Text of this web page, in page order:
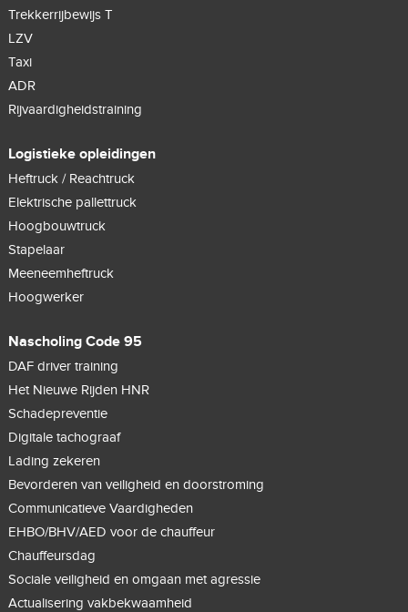
Trekkerrijbewijs T
LZV
Taxi
ADR
Rijvaardigheidstraining
Logistieke opleidingen
Heftruck / Reachtruck
Elektrische pallettruck
Hoogbouwtruck
Stapelaar
Meeneemheftruck
Hoogwerker
Nascholing Code 95
DAF driver training
Het Nieuwe Rijden HNR
Schadepreventie
Digitale tachograaf
Lading zekeren
Bevorderen van veiligheid en doorstroming
Communicatieve Vaardigheden
EHBO/BHV/AED voor de chauffeur
Chauffeursdag
Sociale veiligheid en omgaan met agressie
Actualisering vakbekwaamheid